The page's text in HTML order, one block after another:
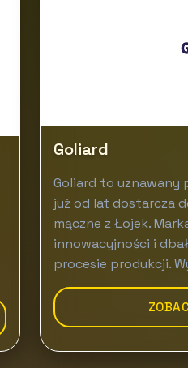
Goliard
Goliard to
już od lat dostarcza
mączne z Łojek.
innowacyjności i
procesie produkcji.